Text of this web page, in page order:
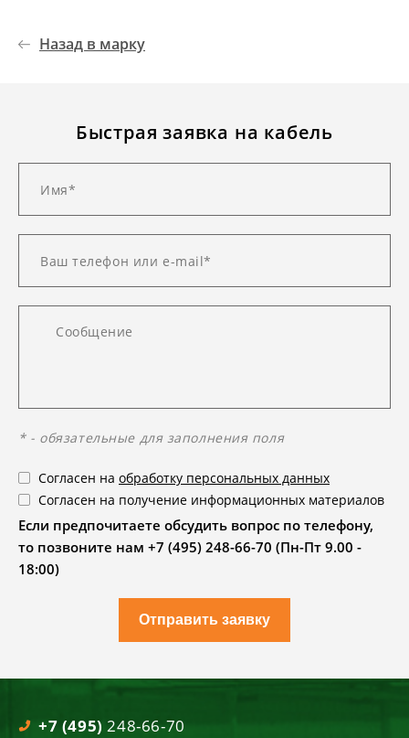
Назад в марку
Быстрая заявка на кабель
* - обязательные для заполнения поля
Согласен на обработку персональных данных
Согласен на получение информационных материалов
Если предпочитаете обсудить вопрос по телефону,
то позвоните нам +7 (495) 248-66-70 (Пн-Пт 9.00 -
18:00)
Отправить заявку
+7 (495) 248-66-70